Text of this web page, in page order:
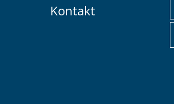
Kontakt